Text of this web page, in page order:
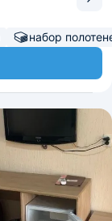
набор